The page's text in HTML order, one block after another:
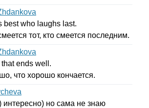
best who laughs last.
тот, кто смеется последним.
that ends well .
что хорошо кончается.
интересно) но сама не знаю